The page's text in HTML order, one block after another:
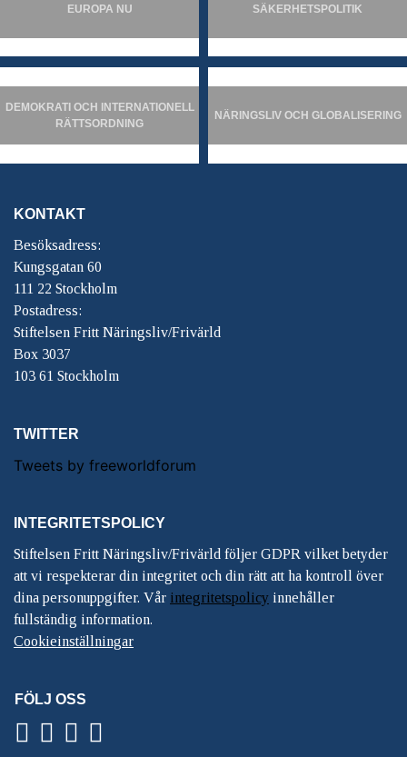
EUROPA NU SÄKERHETSPOLITIK
DEMOKRATI OCH INTERNATIONELL
RÄTTSORDNING
NÄRINGSLIV OCH GLOBALISERING
KONTAKT
Besöksadress:
Kungsgatan 60
111 22 Stockholm
Postadress:
Stiftelsen Fritt Näringsliv/Frivärld
Box 3037
103 61 Stockholm
TWITTER
Tweets by freeworldforum
INTEGRITETSPOLICY
Stiftelsen Fritt Näringsliv/Frivärld följer GDPR vilket betyder
att vi respekterar din integritet och din rätt att ha kontroll över
dina personuppgifter. Vår integritetspolicy innehåller
fullständig information.
Cookieinställningar
FÖLJ OSS